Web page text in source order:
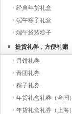
经典年货礼盒
端午粽子礼盒
端午袋装粽子
提货礼券，方便礼赠
月饼礼券
青团礼券
粽子礼券
年货礼盒礼券（全国）
年货礼盒礼券（上海）